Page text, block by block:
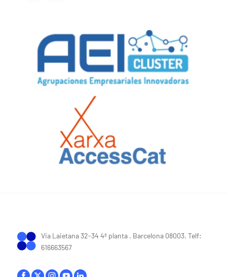
Via Laietana 32-34 4ª planta . Barcelona 08003. Telf:
616663567